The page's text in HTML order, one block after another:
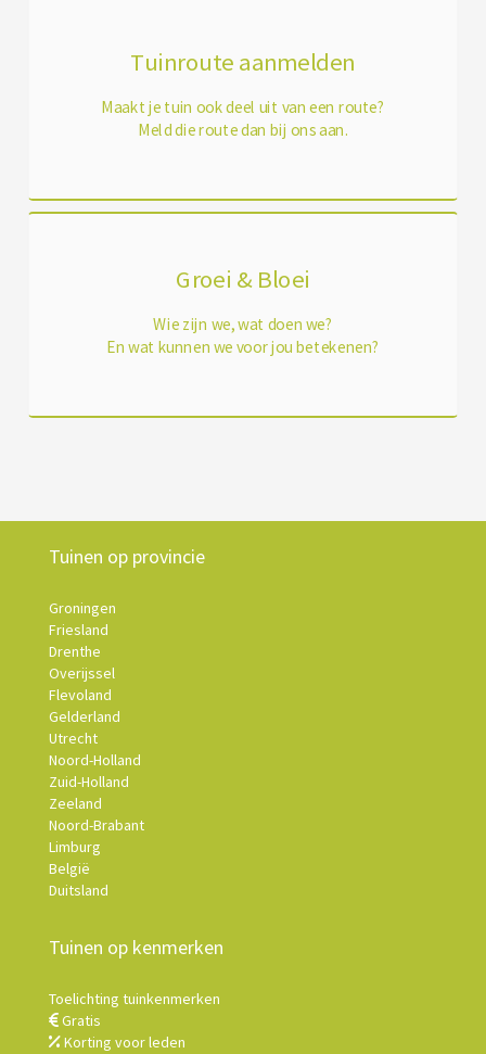
Tuinroute aanmelden
Maakt je tuin ook deel uit van een route?
Meld die route dan bij ons aan.
Groei & Bloei
Wie zijn we, wat doen we?
En wat kunnen we voor jou betekenen?
Tuinen op provincie
Groningen
Friesland
Drenthe
Overijssel
Flevoland
Gelderland
Utrecht
Noord-Holland
Zuid-Holland
Zeeland
Noord-Brabant
Limburg
België
Duitsland
Tuinen op kenmerken
Toelichting tuinkenmerken
Gratis
Korting voor leden